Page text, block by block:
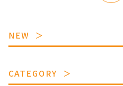
NEW
CATEGORY